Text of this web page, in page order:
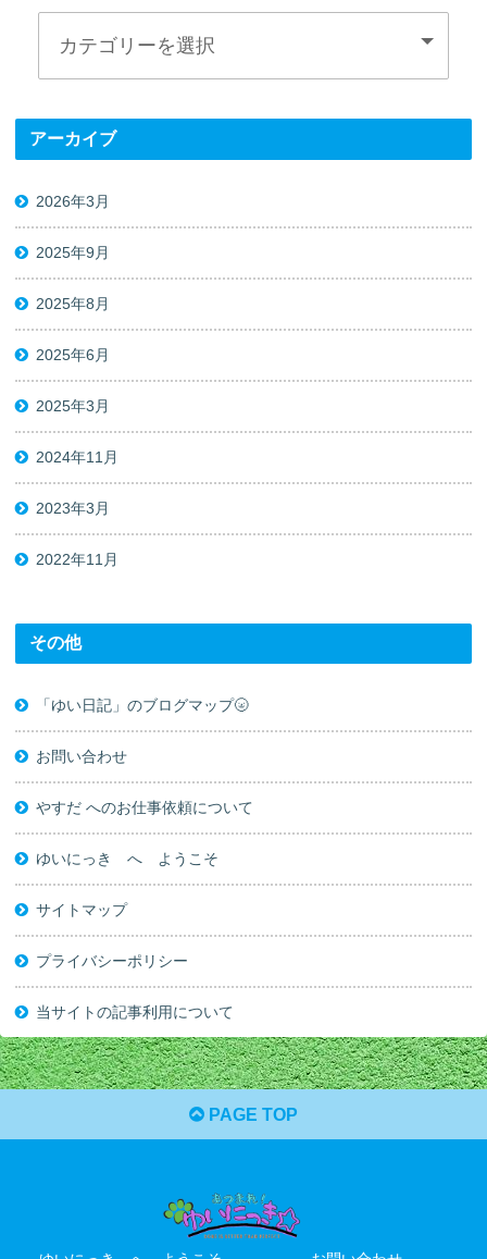
アーカイブ
2026年3月
2025年9月
2025年8月
2025年6月
2025年3月
2024年11月
2023年3月
2022年11月
その他
「ゆい日記」のブログマップ🌝
お問い合わせ
やすだ へのお仕事依頼について
ゆいにっき へ ようこそ
サイトマップ
プライバシーポリシー
当サイトの記事利用について
PAGE TOP